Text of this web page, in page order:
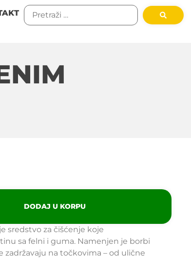
DODAJ U KORPU
sredstvo za čišćenje koje
sa felni i guma. Namenjen je borbi
zadržavaju na točkovima – od ulične